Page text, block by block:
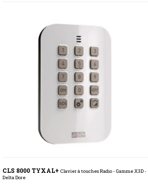
CLS 8000 TYXAL+ Clavier à touches Radio - Gamme X3D -
Delta Dore